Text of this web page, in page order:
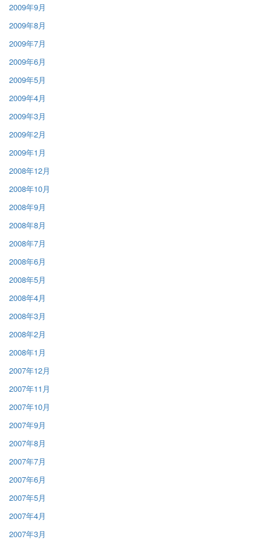
2009年9月
2009年8月
2009年7月
2009年6月
2009年5月
2009年4月
2009年3月
2009年2月
2009年1月
2008年12月
2008年10月
2008年9月
2008年8月
2008年7月
2008年6月
2008年5月
2008年4月
2008年3月
2008年2月
2008年1月
2007年12月
2007年11月
2007年10月
2007年9月
2007年8月
2007年7月
2007年6月
2007年5月
2007年4月
2007年3月